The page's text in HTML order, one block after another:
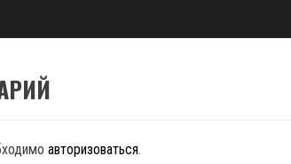
авторизоваться.